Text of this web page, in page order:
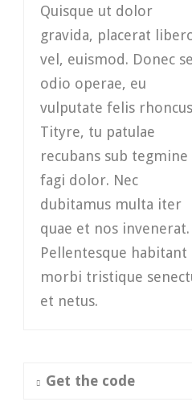
Quisque ut dolor
gravida, placerat
vel, euismod. Donec
odio operae, eu
vulputate felis
Tityre, tu patulae
recubans sub tegmine
fagi dolor. Nec
dubitamus multa iter
quae et nos invenerat.
Pellentesque habitant
morbi tristique
et netus.
Get the code